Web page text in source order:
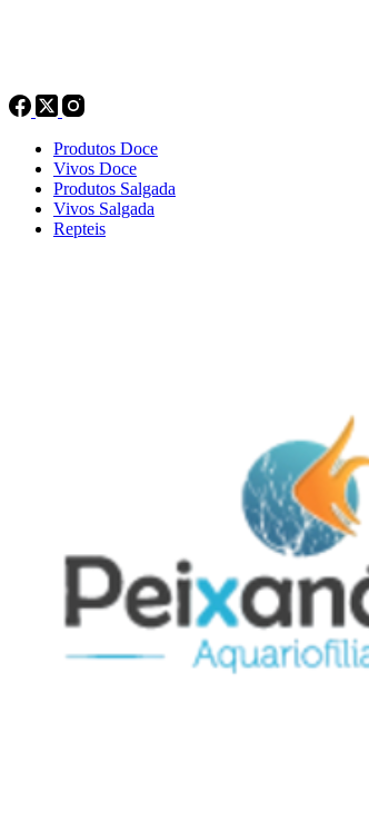
Produtos Doce
Vivos Doce
Produtos Salgada
Vivos Salgada
Repteis